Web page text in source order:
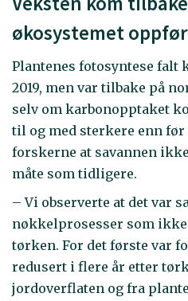
økosystemet
Plantenes fotosyntese falt
2019, men var tilbake på
selv om karbonopptaket
til og med sterkere enn
forskerne at savannen
måte som tidligere.
– Vi observerte at det var
nøkkelprosesser som
tørken. For det første var
redusert i flere år etter
jordoverflaten og fra